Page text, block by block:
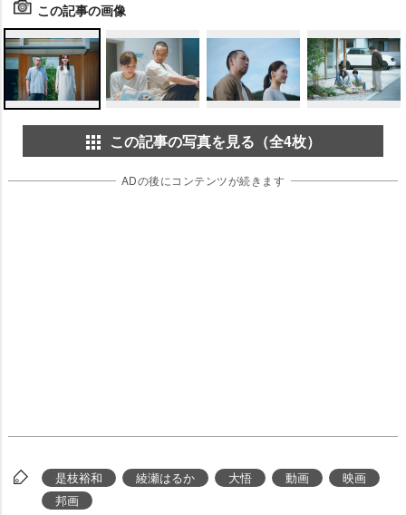
この記事の画像
この記事の写真を見る（全4枚）
ADの後にコンテンツが続きます
是枝裕和 綾瀬はるか 大悟 動画
映画
邦画